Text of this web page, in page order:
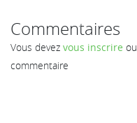
Commentaires
Vous devez vous inscrire ou
commentaire